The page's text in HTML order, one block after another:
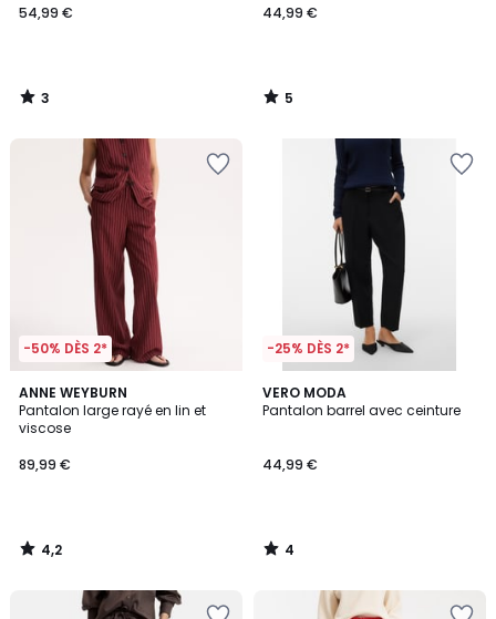
54,99 €
3
/
44,99 €
5
/
-50% DÈS 2*
ANNE WEYBURN
Pantalon large rayé en lin et
viscose
89,99 €
4,2
/ 5
4,2
/
-25% DÈS 2*
VERO MODA
Pantalon barrel avec ceinture
44,99 €
4
/
4
/